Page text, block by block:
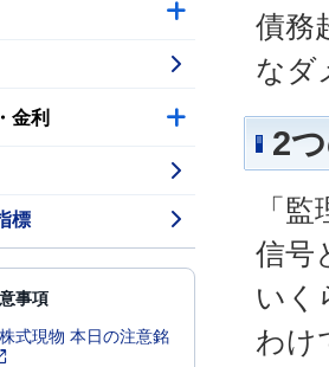
金利
標
事項
式現物 本日の注意銘
債務
なダ
2
「
信号
いく
わけ